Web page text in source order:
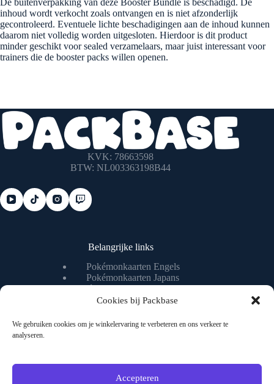
Cookies bij Packbase
We gebruiken cookies om je winkelervaring te verbeteren en ons verkeer te
analyseren.
Accepteren
De buitenverpakking van deze Booster Bundle is beschadigd. De
inhoud wordt verkocht zoals ontvangen en is niet afzonderlijk
gecontroleerd. Eventuele lichte beschadigingen aan de inhoud kunnen
daarom niet volledig worden uitgesloten. Hierdoor is dit product
minder geschikt voor sealed verzamelaars, maar juist interessant voor
trainers die de booster packs willen openen.
KVK: 78663598
BTW: NL003363198B44
Belangrijke links
Pokémonkaarten Engels
Pokémonkaarten Japans
Pokémonkaart waarde checken
Pokémonkaart livestream